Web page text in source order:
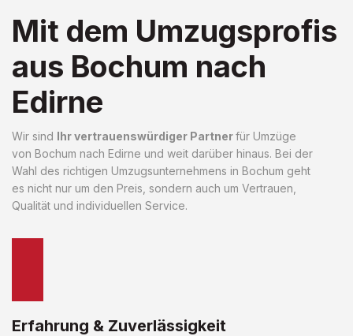
Mit dem Umzugsprofis
aus Bochum nach
Edirne
Wir sind Ihr vertrauenswürdiger Partnerfür Umzüge
von Bochum nach Edirne und weit darüber hinaus. Bei der
Wahl des richtigen Umzugsunternehmens in Bochum geht
es nicht nur um den Preis, sondern auch um Vertrauen,
Qualität und individuellen Service.
Erfahrung & Zuverlässigkeit